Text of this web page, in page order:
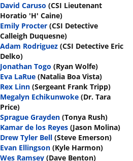
David Caruso (CSI Lieutenant
Horatio 'H' Caine)
Emily Procter (CSI Detective
Calleigh Duquesne)
Adam Rodriguez (CSI Detective Eric
Delko)
Jonathan Togo (Ryan Wolfe)
Eva LaRue (Natalia Boa Vista)
Rex Linn (Sergeant Frank Tripp)
Megalyn Echikunwoke (Dr. Tara
Price)
Sprague Grayden (Tonya Rush)
Kamar de los Reyes (Jason Molina)
Drew Tyler Bell (Steve Emerson)
Evan Ellingson (Kyle Harmon)
Wes Ramsey (Dave Benton)